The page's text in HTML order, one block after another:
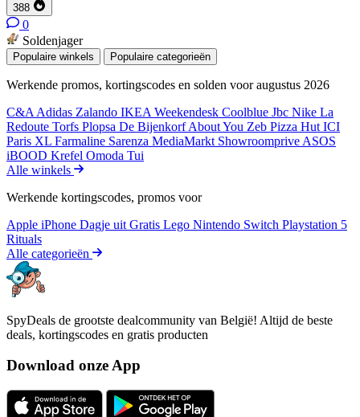
388
0
Soldenjager
Populaire winkels Populaire categorieën
Werkende promos, kortingscodes en solden voor augustus 2026
C&A Adidas Zalando IKEA Weekendesk Coolblue Jbc Nike La
Redoute Torfs Plopsa De BijenkorfAbout You Zeb Pizza Hut ICI
Paris XL Farmaline Sarenza MediaMarkt Showroomprive ASOS
iBOOD Krefel Omoda Tui
Alle winkels
Werkende kortingscodes, promos voor
Apple iPhone Dagje uit Gratis Lego Nintendo Switch Playstation 5
Rituals
Alle categorieën
SpyDeals de grootste dealcommunity van België! Altijd de beste
deals, kortingscodes en gratis producten
Download onze App